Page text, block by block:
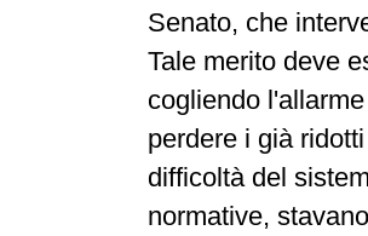
Senato, che
Tale merito deve
cogliendo
perdere i già
difficoltà del
normative,